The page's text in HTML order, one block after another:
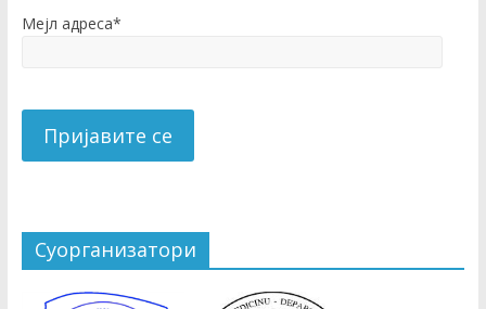
Мејл адреса*
Суорганизатори